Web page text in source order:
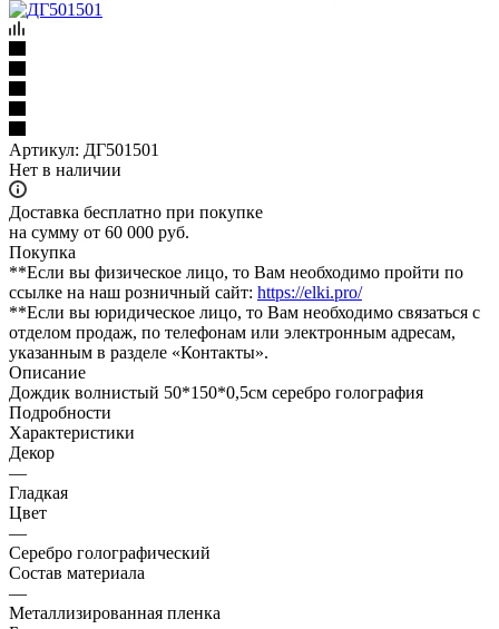
Артикул: ДГ501501
Нет в наличии
Доставка бесплатно при покупке
на сумму от 60 000 руб.
Покупка
**Если вы физическое лицо, то Вам необходимо пройти по
ссылке на наш розничный сайт: https://elki.pro/
**Если вы юридическое лицо, то Вам необходимо связаться с
отделом продаж, по телефонам или электронным адресам,
указанным в разделе «Контакты».
Описание
Дождик волнистый 50*150*0,5см серебро голография
Подробности
Характеристики
Декор
—
Гладкая
Цвет
—
Серебро голографический
Состав материала
—
Металлизированная пленка